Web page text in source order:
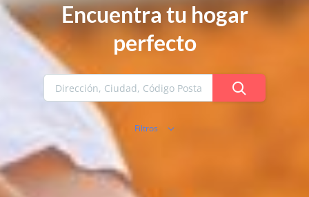
Encuentra tu hogar
perfecto
Filtros